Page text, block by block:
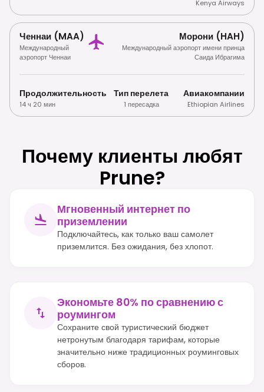
Kenya Airways
Ченнаи (MAA)
Международный
аэропорт Ченнаи
Морони (HAH)
Международный аэропорт имени принца
Саида Ибрагима
Продолжительность
14 ч 20 мин
Тип перелета
1 пересадка
Авиакомпании
Ethiopian Airlines
Почему клиенты любят
Prune?
Мгновенный интернет по
приземлении
Подключайтесь, как только ваш самолет
приземлится. Без ожидания, без хлопот.
Экономьте 80% по сравнению с
роумингом
Сохраните свой туристический бюджет
нетронутым благодаря тарифам, которые
значительно ниже традиционных роуминговых
сборов.